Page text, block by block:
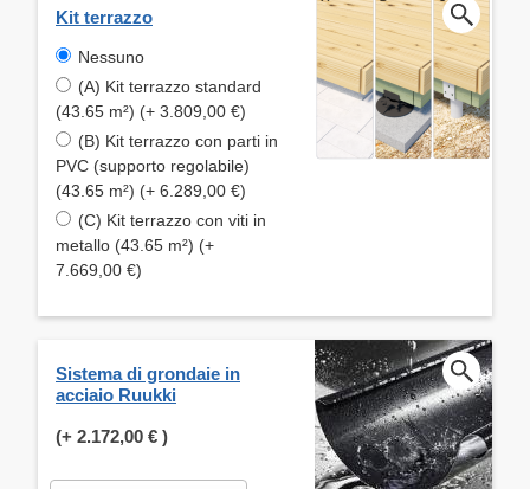
Kit terrazzo
Nessuno
(A) Kit terrazzo standard
(43.65 m²) (+ 3.809,00 €)
(B) Kit terrazzo con parti in
PVC (supporto regolabile)
(43.65 m²) (+ 6.289,00 €)
(C) Kit terrazzo con viti in
metallo (43.65 m²) (+
7.669,00 €)
Sistema di grondaie in
acciaio Ruukki
(+ 2.172,00 € )